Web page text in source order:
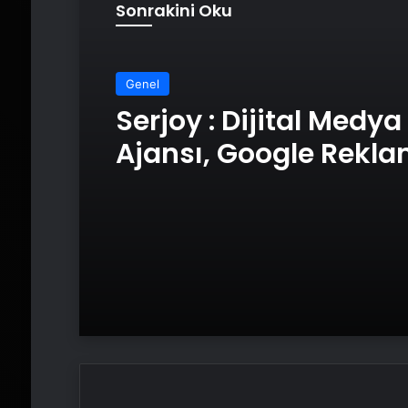
Sonrakini Oku
Genel
Serjoy : Dijital Medya
Ajansı, Google